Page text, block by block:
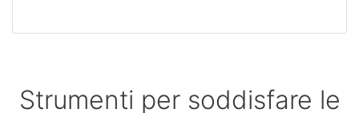
Strumenti per soddisfare le